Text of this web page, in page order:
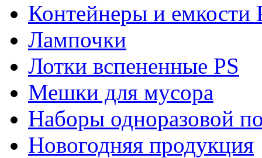
Контейнеры и емкости
Лампочки
Лотки вспененные PS
Мешки для мусора
Наборы одноразовой
Новогодняя продукция